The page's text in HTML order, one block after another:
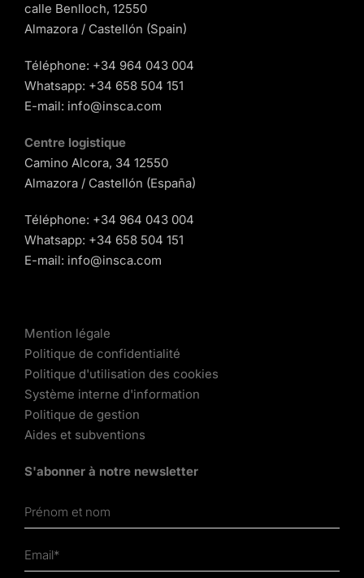
calle Benlloch, 12550
Almazora / Castellón (Spain)
Téléphone: +34 964 043 004
Whatsapp: +34 658 504 151
E-mail: info@insca.com
Centre logistique
Camino Alcora, 34 12550
Almazora / Castellón (España)
Téléphone: +34 964 043 004
Whatsapp: +34 658 504 151
E-mail: info@insca.com
Mention légale
Politique de confidentialité
Politique d'utilisation des cookies
Système interne d'information
Politique de gestion
Aides et subventions
S'abonner à notre newsletter